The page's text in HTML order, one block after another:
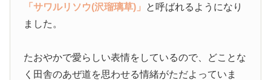
「サワルリソウ(沢瑠璃草)」 と呼ばれるようになり
ました。
たおやかで愛らしい表情をしているので、どことな
く田舎のあぜ道を思わせる情緒がただよっていま